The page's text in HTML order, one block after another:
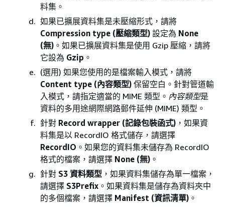
料集。
如果已擴展資料集是未壓縮形式，請將
Compression type (壓縮類型) 設定為 None
(無) 。如果已擴展資料集是使用 Gzip 壓縮，請將
它設為 Gzip 。
(選用) 如果您使用的是檔案輸入模式，請將
Content type (內容類型) 保留空白。針對管道輸
入模式，請指定適當的 MIME 類型。 內容類型是
資料的多用途網際網路郵件延伸 (MIME) 類型。
針對 Record wrapper (記錄包裝函式) ，如果資
料集是以 RecordIO 格式儲存，請選擇
RecordIO 。如果您的資料集未儲存為 RecordIO
格式的檔案，請選擇 None (無) 。
針對 S3 資料類型 ，如果資料集儲存為單一檔案，
請選擇 S3Prefix 。如果資料集是儲存為資料夾中
的多個檔案，請選擇 Manifest (資訊清單) 。